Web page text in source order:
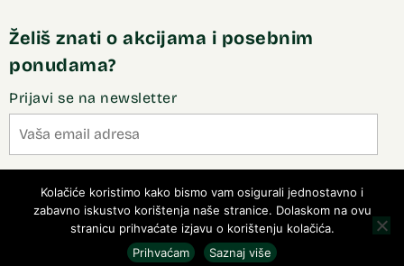
Želiš znati o akcijama i posebnim
ponudama?
Prijavi se na newsletter
Kolačiće koristimo kako bismo vam osigurali jednostavno i
zabavno iskustvo korištenja naše stranice. Dolaskom na ovu
stranicu prihvaćate izjavu o korištenju kolačića.
Prihvaćam
Saznaj više